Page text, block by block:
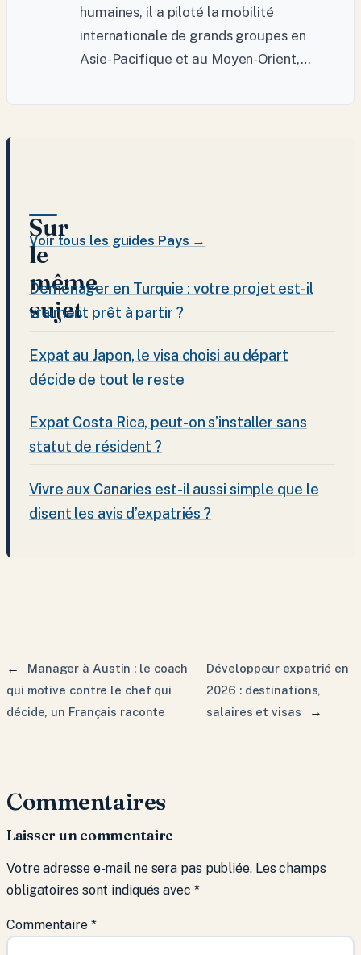
humaines, il a piloté la mobilité
internationale de grands groupes en
Asie-Pacifique et au Moyen-Orient,…
Sur
le
même
sujet
Voir tous les guides Pays →
Demenager en Turquie : votre projet est-il
vraiment prêt à partir ?
Expat au Japon, le visa choisi au départ
décide de tout le reste
Expat Costa Rica, peut-on s’installer sans
statut de résident ?
Vivre aux Canaries est-il aussi simple que le
disent les avis d’expatriés ?
←
Manager à Austin : le coach
qui motive contre le chef qui
décide, un Français raconte
Développeur expatrié en
2026 : destinations,
salaires et visas
→
Commentaires
Laisser un commentaire
Votre adresse e-mail ne sera pas publiée. Les champs
obligatoires sont indiqués avec *
Commentaire *